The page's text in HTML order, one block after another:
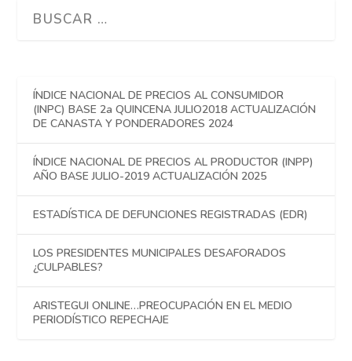
ÍNDICE NACIONAL DE PRECIOS AL CONSUMIDOR
(INPC) BASE 2a QUINCENA JULIO2018 ACTUALIZACIÓN
DE CANASTA Y PONDERADORES 2024
ÍNDICE NACIONAL DE PRECIOS AL PRODUCTOR (INPP)
AÑO BASE JULIO-2019 ACTUALIZACIÓN 2025
ESTADÍSTICA DE DEFUNCIONES REGISTRADAS (EDR)
LOS PRESIDENTES MUNICIPALES DESAFORADOS
¿CULPABLES?
ARISTEGUI ONLINE…PREOCUPACIÓN EN EL MEDIO
PERIODÍSTICO REPECHAJE